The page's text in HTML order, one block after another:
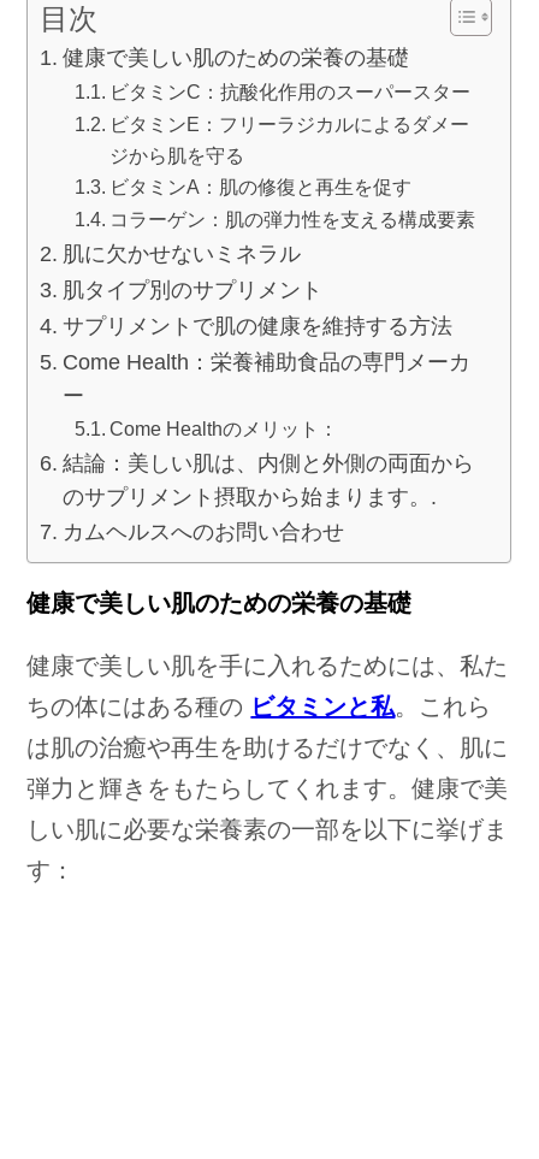
目次
健康で美しい肌のための栄養の基礎
ビタミンC：抗酸化作用のスーパースター
ビタミンE：フリーラジカルによるダメー
ジから肌を守る
ビタミンA：肌の修復と再生を促す
コラーゲン：肌の弾力性を支える構成要素
肌に欠かせないミネラル
肌タイプ別のサプリメント
サプリメントで肌の健康を維持する方法
Come Health：栄養補助食品の専門メーカ
ー
Come Healthのメリット：
結論：美しい肌は、内側と外側の両面から
のサプリメント摂取から始まります。.
カムヘルスへのお問い合わせ
健康で美しい肌のための栄養の基礎
健康で美しい肌を手に入れるためには、私た
ちの体にはある種の ビタミンと私。これら
は肌の治癒や再生を助けるだけでなく、肌に
弾力と輝きをもたらしてくれます。健康で美
しい肌に必要な栄養素の一部を以下に挙げま
す：